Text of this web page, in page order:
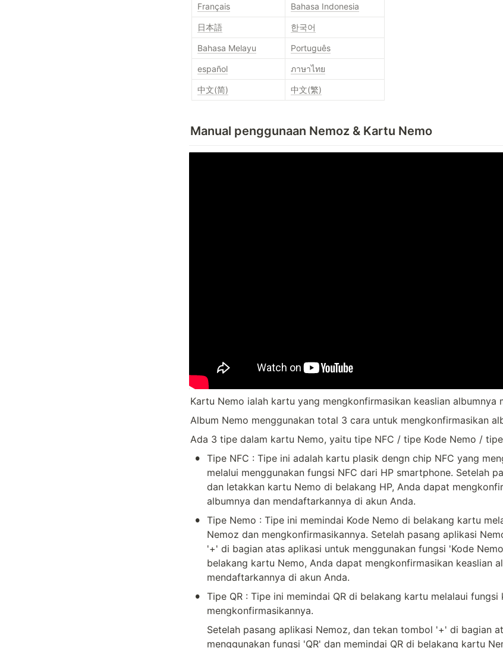
Français Bahasa Indonesia
日本語 한국어
Bahasa Melayu Português
español ภาษาไทย
中文(简) 中文(繁)
Manual penggunaan Nemoz & Kartu Nemo
Kartu Nemo ialah kartu yang mengkonfirmasikan keaslian albumnya
Album Nemo menggunakan total 3 cara untuk mengkonfirmasikan
Ada 3 tipe dalam kartu Nemo, yaitu tipe NFC / tipe Kode Nemo / tipe
• Tipe NFC : Tipe ini adalah kartu plasik dengn chip NFC yang
melalui menggunakan fungsi NFC dari HP smartphone. Setelah
dan letakkan kartu Nemo di belakang HP, Anda dapat
albumnya dan mendaftarkannya di akun Anda.
• Tipe Nemo : Tipe ini memindai Kode Nemo di belakang kartu
Nemoz dan mengkonfirmasikannya. Setelah pasang aplikasi
'+' di bagian atas aplikasi untuk menggunakan fungsi 'Kode
belakang kartu Nemo, Anda dapat mengkonfirmasikan keaslian
mendaftarkannya di akun Anda.
• Tipe QR : Tipe ini memindai QR di belakang kartu melalaui fungsi
mengkonfirmasikannya.
Setelah pasang aplikasi Nemoz, dan tekan tombol '+' di bagian
menggunakan fungsi 'QR' dan memindai QR di belakang kartu